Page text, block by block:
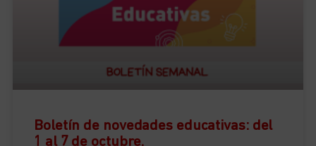
Boletín de novedades educativas: del
1 al 7 de octubre.